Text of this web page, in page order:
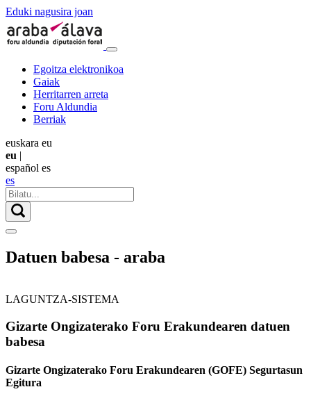
Eduki nagusira joan
Egoitza elektronikoa
Gaiak
Herritarren arreta
Foru Aldundia
Berriak
euskara eu
eu |
español es
es
Datuen babesa - araba
LAGUNTZA-SISTEMA
Gizarte Ongizaterako Foru Erakundearen datuen
babesa
Gizarte Ongizaterako Foru Erakundearen (GOFE) Segurtasun
Egitura